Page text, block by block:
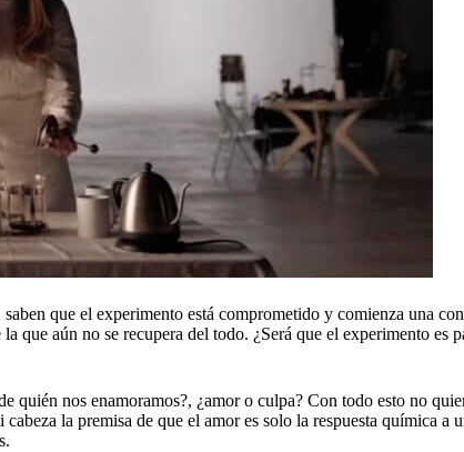
que el experimento está comprometido y comienza una
que aún no se recupera del todo. ¿Será que el experimento es
quién nos enamoramos?, ¿amor o culpa? Con todo esto no
la premisa de que el amor es solo la respuesta química a